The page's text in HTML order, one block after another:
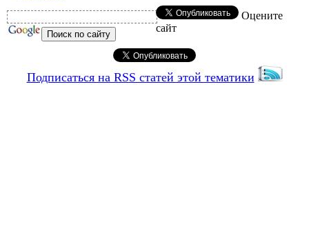
Оцените
сайт
Подписаться на RSS статей этой тематики